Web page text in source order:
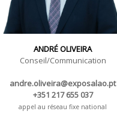
ANDRÉ OLIVEIRA
Conseil/Communication
andre.oliveira@exposalao.pt
+351 217 655 037
appel au réseau fixe national